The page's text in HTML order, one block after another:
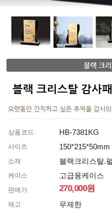
블랙 크
블랙 크리스탈 감사
오랫동안 간직하고 싶은 추억을 감사
상품코드 HB-7381KG
사이즈 150*215*50mm
소재 블랙크리스탈.
케이스 고급융케이스
판매가 270,000원
재고 무제한